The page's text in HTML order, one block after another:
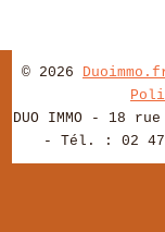
© 2026
DUO IMMO - 18
- Tél. : 02 47